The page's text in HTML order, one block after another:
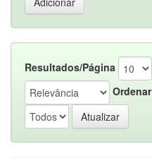
Resultados/Página
Ordenar